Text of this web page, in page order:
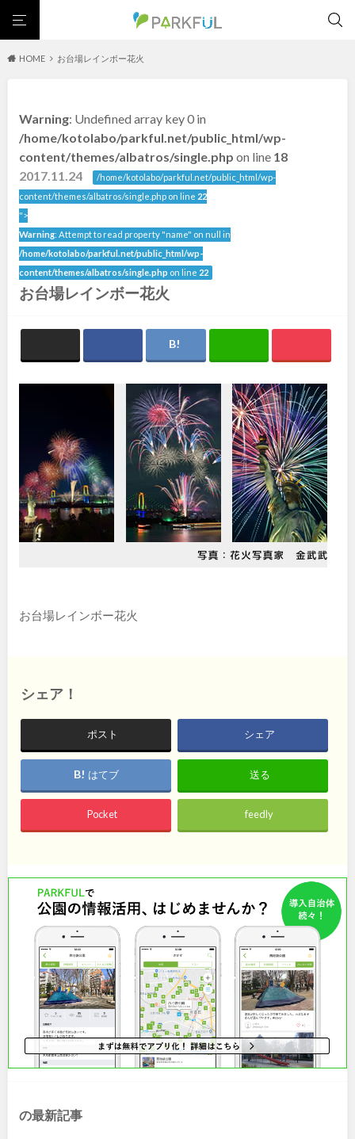
自然が豊か
梅・桜の名所 景色が良い
テニスコート
野球場 紅葉の名所 バーベキュー
カフェ・レストラン サッカー・フットサル
ランニングコース
歴史・文化財 日本庭園
紅葉の美しい公園
さくら名所100公園
屋内遊び場
アスレチックコース
バスケットボール
彫刻・アート 桜・梅の名所
洋式庭園
ドッグラン ローラー滑り台
Pickup
花の名所 プレーパーク 公園グルメ
インクルーシブパーク
屋根付き遊び場
スケートパーク
ライトアップ イルミネーション
イベント
地域で探す
北海道・東北
北海道 青森
秋田
栃木
群馬 埼玉
千葉 東京
甲信越・東海・北陸
山梨 長野
岐阜 静岡
三重 滋賀
京都 大阪
兵庫 奈良
大型遊具
ピックアップ1000公園
自然が豊か
梅・桜の名所
景色が良い
水遊び
テニスコート
野球場
紅葉の名所
カフェ・レストラン
サッカー・フットサル
ランニングコース
動物園・ふれあい
歴史・文化財
屋内遊び場
アスレチックコース
ドッグラン
植物園
夜景スポット
Pickup
花の名所
プレーパーク
公園グルメ
美術館
インクルーシブパーク
屋根付き遊び場
花菖蒲
キャンプ場
ふわふわドーム
HOME お台場レインボー花火
Warning: Undefined array key 0 in
/home/kotolabo/parkful.net/public_html/wp-
content/themes/albatros/single.php on line 18
2017.11.24
/home/kotolabo/parkful.net/public_html/wp-
content/themes/albatros/single.php on line 22
">
Warning: Attempt to read property "name" on null in
/home/kotolabo/parkful.net/public_html/wp-
content/themes/albatros/single.php on line 22
お台場レインボー花火
お台場レインボー花火
シェア！
ポスト シェア
はてブ 送る
Pocket feedly
の最新記事